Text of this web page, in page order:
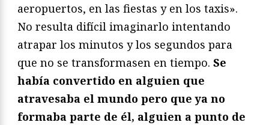
aeropuertos, en las fiestas y en los taxis».
No resulta difícil imaginarlo intentando
atrapar los minutos y los segundos para
que no se transformasen en tiempo. Se
había convertido en alguien que
atravesaba el mundo pero que ya no
formaba parte de él, alguien a punto de